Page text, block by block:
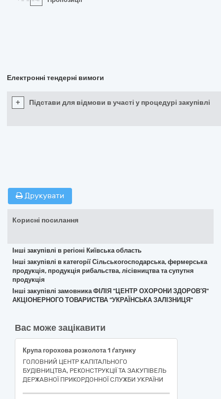
Електронні тендерні вимоги
+ Підстави для відмови в участі у процедурі закупівлі
Друкувати
Корисні посилання
Інші закупівлі в регіоні Київська область
Інші закупівлі в категорії Сільськогосподарська, фермерська
продукція, продукція рибальства, лісівництва та супутня
продукція
Інші закупівлі замовника ФІЛІЯ "ЦЕНТР ОХОРОНИ ЗДОРОВ′Я"
АКЦІОНЕРНОГО ТОВАРИСТВА "УКРАЇНСЬКА ЗАЛІЗНИЦЯ"
Вас може зацікавити
Крупа горохова розколота 1 ґатунку
ГОЛОВНИЙ ЦЕНТР КАПІТАЛЬНОГО
БУДІВНИЦТВА, РЕКОНСТРУКЦІЇ ТА ЗАКУПІВЕЛЬ
ДЕРЖАВНОЇ ПРИКОРДОННОЇ СЛУЖБИ УКРАЇНИ